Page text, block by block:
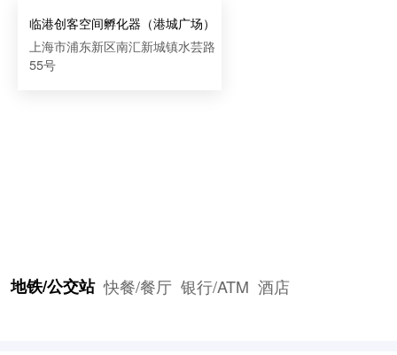
地铁/公交站 快餐/餐厅 银行/ATM 酒店
临港创客空间孵化器（港城广场）
上海市浦东新区南汇新城镇水芸路
55号